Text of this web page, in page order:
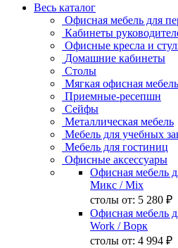
Весь каталог
Офисная мебель для
Кабинеты
Офисные кресла и
Домашние кабинеты
Столы
Мягкая офисная мебель
Приемные-ресепшн
Сейфы
Металлическая мебель
Мебель для учебных
Мебель для гостиниц
Офисные аксессуары
Офисная мебель
Микс / Mix
столы от: 5 280 ₽
Офисная мебель
Work / Ворк
столы от: 4 994 ₽